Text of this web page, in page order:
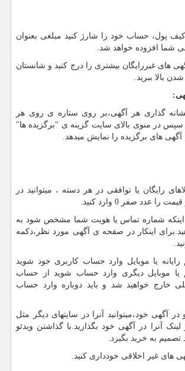
پول، حساب خود را شارژ کنید مبلغی بعنوان
شما افزوده خواهد شد.
های غیررایگان بیشتری را درج کنید و شانستان
بالا ببرید.
گذاری هر آگهی،بر روی ستاره ی روی هر
در منوی بالای سایت گزینه ی "برگزیده ها"
آگهی های برگزیده را نمایش میدهد.
رایگان یا توافقی در هر دسته ، میتوانید در
عدد صفر 0 وارد کنید.
اینکه شماره تماس یا هویت شما مشخص شود به
اینکار در صفحه ی آگهی مورد نظر،دکمه
یا موبایل وارد حساب کاربری خود شوید
یا موبایل دیگری وارد حساب شوید از حساب
خارج خواهید شد و باید دوباره وارد حساب
آگهی خود،میتوانید آنرا در سایتهای دیگر مثل
لینک آنرا در آگهی خود بگذارید.با گذاشتن ویدئو
تصمیم به خرید بگیرد.
های غیر اخلاقی خودداری کنید.